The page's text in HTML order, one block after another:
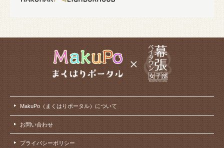
MakuPo（まくはりポータル）について
お問い合わせ
プライバシーポリシー